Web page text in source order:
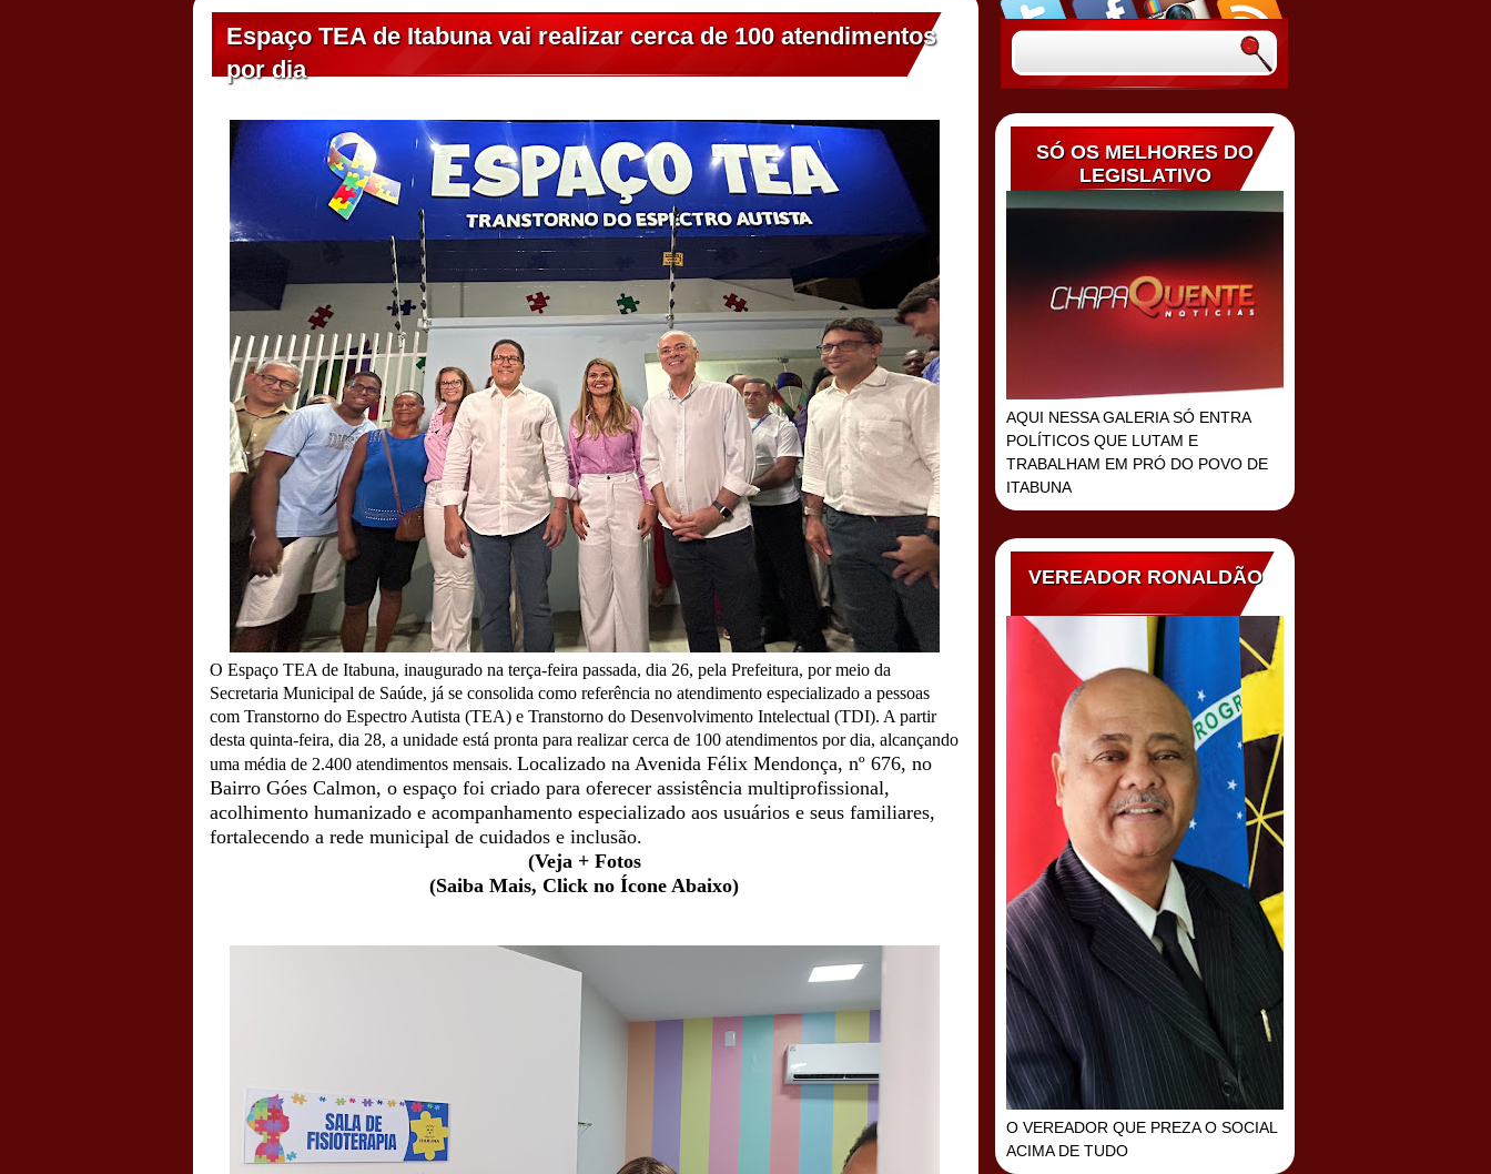
Espaço TEA de Itabuna vai realizar cerca de 100 atendimentos
por dia
O Espaço TEA de Itabuna, inaugurado na terça-feira passada, dia 26, pela Prefeitura, por meio da
Secretaria Municipal de Saúde, já se consolida como referência no atendimento especializado a pessoas
com Transtorno do Espectro Autista (TEA) e Transtorno do Desenvolvimento Intelectual (TDI). A partir
desta quinta-feira, dia 28, a unidade está pronta para realizar cerca de 100 atendimentos por dia, alcançando
uma média de 2.400 atendimentos mensais. Localizado na Avenida Félix Mendonça, nº 676, no
Bairro Góes Calmon, o espaço foi criado para oferecer assistência multiprofissional,
acolhimento humanizado e acompanhamento especializado aos usuários e seus familiares,
fortalecendo a rede municipal de cuidados e inclusão.
(Veja + Fotos
(Saiba Mais, Click no Ícone Abaixo)
SÓ OS MELHORES DO
LEGISLATIVO
AQUI NESSA GALERIA SÓ ENTRA
POLÍTICOS QUE LUTAM E
TRABALHAM EM PRÓ DO POVO DE
ITABUNA
VEREADOR RONALDÃO
O VEREADOR QUE PREZA O SOCIAL
ACIMA DE TUDO